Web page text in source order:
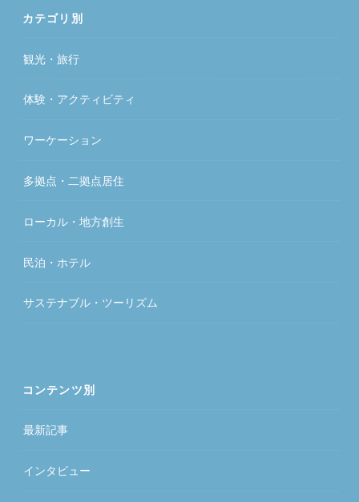
カテゴリ別
観光・旅行
体験・アクティビティ
ワーケーション
多拠点・二拠点居住
ローカル・地方創生
民泊・ホテル
サステナブル・ツーリズム
コンテンツ別
最新記事
インタビュー